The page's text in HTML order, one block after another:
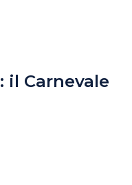
il Carnevale